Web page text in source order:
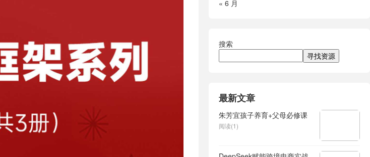
« 6 月
搜索
寻找资源
最新文章
朱芳宜孩子养育+父母必修课
阅读(1)